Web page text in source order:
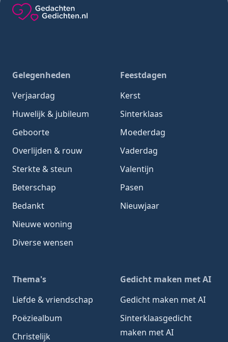
Gelegenheden
Verjaardag
Huwelijk & jubileum
Geboorte
Overlijden & rouw
Sterkte & steun
Beterschap
Bedankt
Nieuwe woning
Diverse wensen
Feestdagen
Kerst
Sinterklaas
Moederdag
Vaderdag
Valentijn
Pasen
Nieuwjaar
Thema's
Liefde & vriendschap
Poëziealbum
Christelijk
Gedicht maken met AI
Gedicht maken met AI
Sinterklaasgedicht
maken met AI